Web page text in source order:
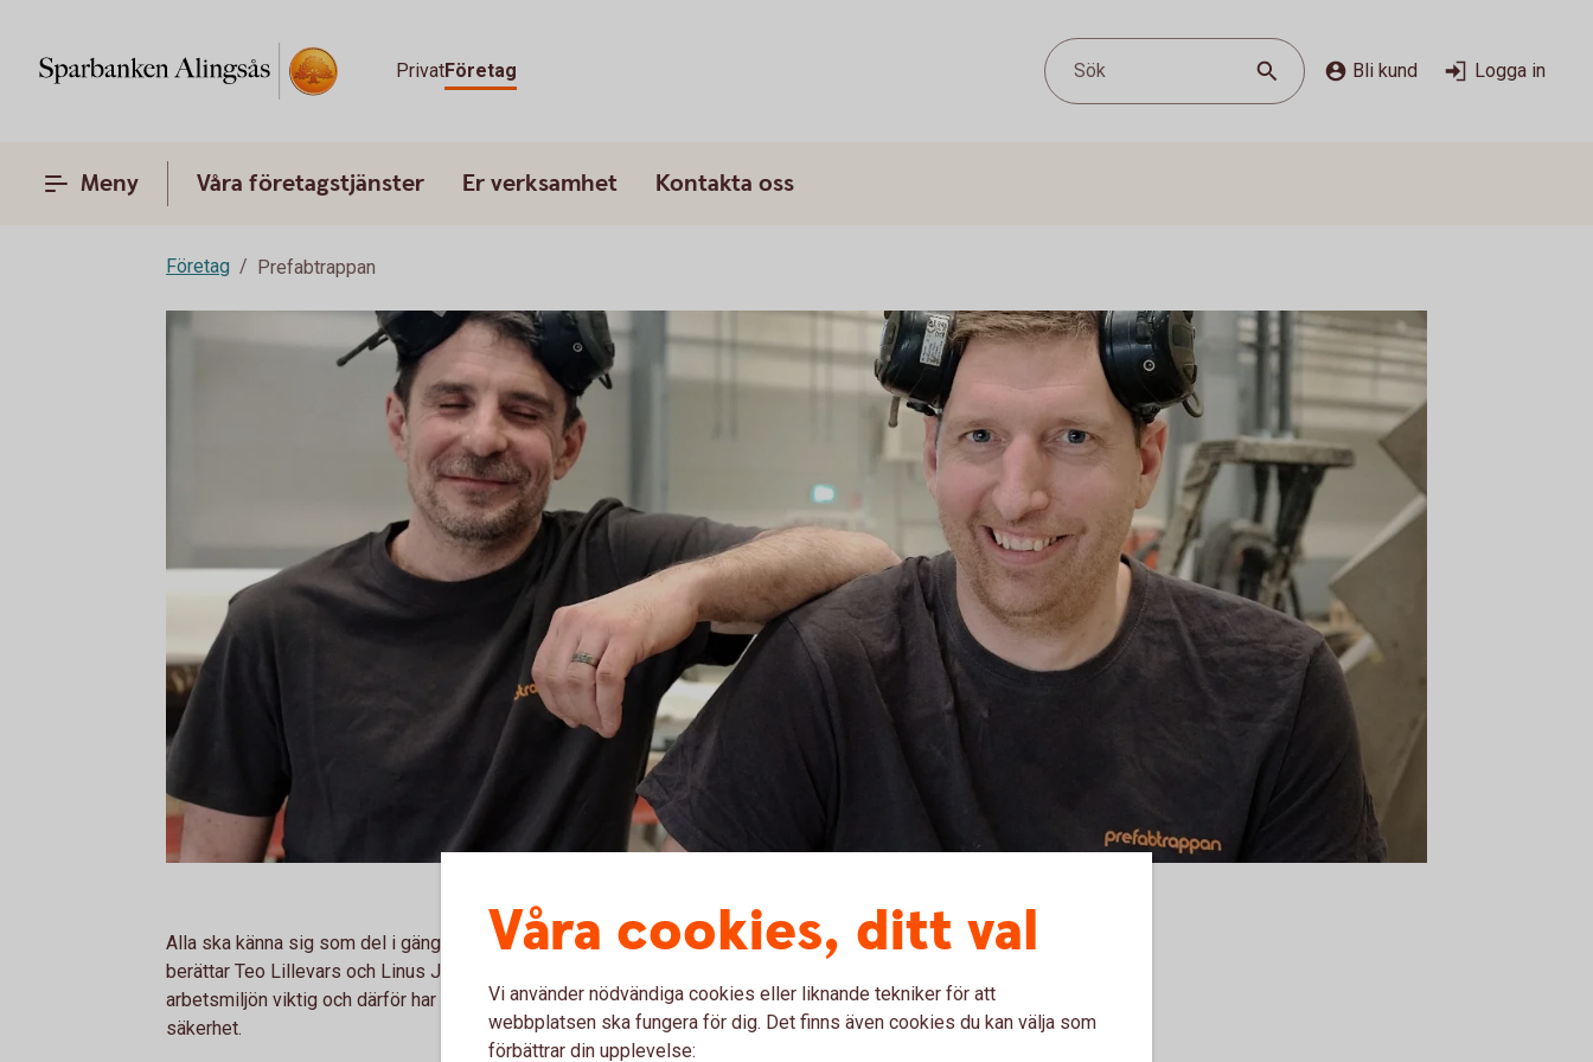
PrivatFöretag Sök Bli kund Logga in
Meny Våra företagstjänster Er verksamhet Kontakta oss
Företag Prefabtrappan
Alla ska känna sig som del i gänget och vi vill ta vara på bra idéer från medarbetarna,
berättar Teo Lillevars och Linus Johansson på Prefabtrappan i Herrljunga. För oss är
arbetsmiljön viktig och därför har vi möte varje morgon med personalen för att prata
säkerhet.
Våra cookies, ditt val
Vi använder nödvändiga cookies eller liknande tekniker för att
webbplatsen ska fungera för dig. Det finns även cookies du kan välja som
förbättrar din upplevelse: